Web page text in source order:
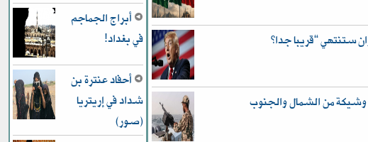
ستنتهي “قريبا جدا”
من الشمال والجنوب
أبراج الجماجم
في بغداد!
أحفاد عنترة بن
شداد في إريتريا
(صور)